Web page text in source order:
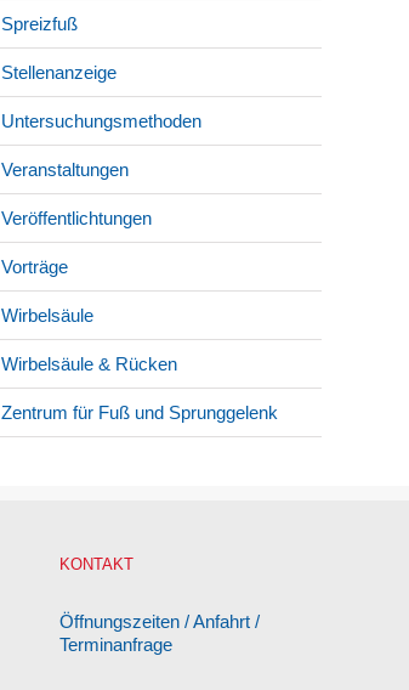
Spreizfuß
Stellenanzeige
Untersuchungsmethoden
Veranstaltungen
Veröffentlichtungen
Vorträge
Wirbelsäule
Wirbelsäule & Rücken
Zentrum für Fuß und Sprunggelenk
KONTAKT
Öffnungszeiten / Anfahrt /
Terminanfrage